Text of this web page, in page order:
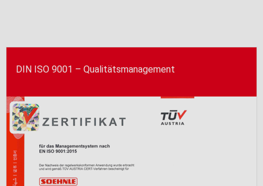
DIN ISO 9001 – Qualitätsmanagement